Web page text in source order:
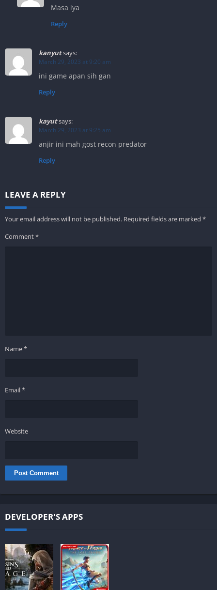
Masa iya
Reply
kanyutsays:
March 29, 2023 at 9:20 am
ini game apan sih gan
Reply
kayutsays:
March 29, 2023 at 9:25 am
anjir ini mah gost recon predator
Reply
LEAVE A REPLY
Your email address will not be published. Required fields are marked *
Comment*
Name*
Email*
Website
DEVELOPER'S APPS